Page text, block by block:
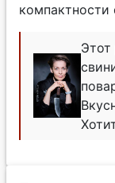
компактности